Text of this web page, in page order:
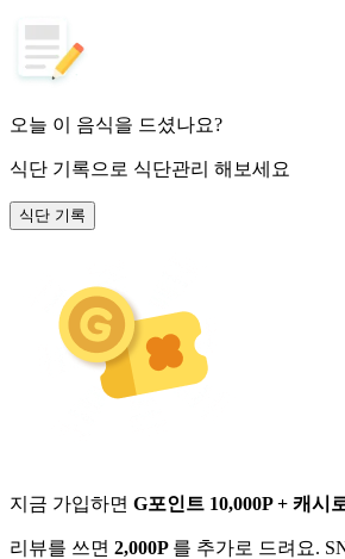
오늘 이 음식을 드셨나요?
식단 기록으로 식단관리 해보세요
식단 기록
지금 가입하면 G포인트 10,000P + 캐시
리뷰를 쓰면 2,000P 를 추가로 드려요.